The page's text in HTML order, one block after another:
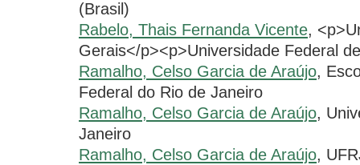
(Brasil)
Rabelo, Thais Fernanda Vicente,
Gerais</p><p>Universidade Federal
Ramalho, Celso Garcia de Araújo,
Federal do Rio de Janeiro
Ramalho, Celso Garcia de Araújo,
Janeiro
Ramalho, Celso Garcia de Araújo,